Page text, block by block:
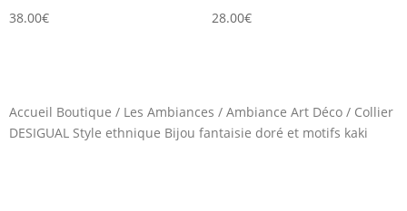
38.00€ 28.00€
Accueil Boutique / Les Ambiances / Ambiance Art Déco / Collier
DESIGUAL Style ethnique Bijou fantaisie doré et motifs kaki